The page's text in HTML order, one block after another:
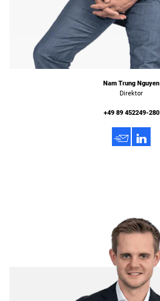
Nam Trung Nguyen
Direktor
+49 89 452249-280
h 3